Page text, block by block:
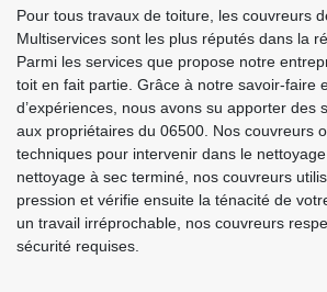
Pour tous travaux de toiture, les couvreurs
Multiservices sont les plus réputés dans la
Parmi les services que propose notre
toit en fait partie. Grâce à notre savoir-faire
d’expériences, nous avons su apporter des
aux propriétaires du 06500. Nos couvreurs
techniques pour intervenir dans le
nettoyage à sec terminé, nos couvreurs
pression et vérifie ensuite la ténacité de
un travail irréprochable, nos couvreurs
sécurité requises.